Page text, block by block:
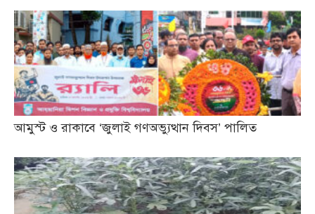
আমুস্ট ও রাকাবে ‘জুলাই গণঅভ্যুত্থান দিবস’ পালিত